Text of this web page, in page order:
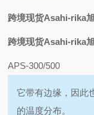
跨境现货Asahi-rika
跨境现货Asahi-rika
APS-300/500
它带有边缘，因此
的温度分布。